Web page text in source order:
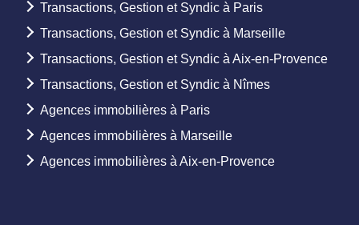
Transactions, Gestion et Syndic à Paris
Transactions, Gestion et Syndic à Marseille
Transactions, Gestion et Syndic à Aix-en-Provence
Transactions, Gestion et Syndic à Nîmes
Agences immobilières à Paris
Agences immobilières à Marseille
Agences immobilières à Aix-en-Provence